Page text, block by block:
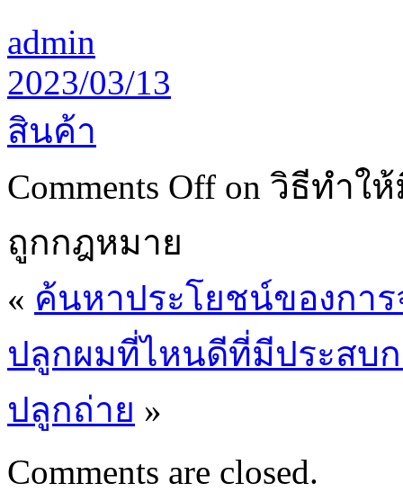
admin
2023/03/13
สินค้า
Comments Off on วิธีทำใ
ถูกกฎหมาย
« ค้นหาประโยชน์ของกา
ปลูกผมที่ไหนดีที่มีประสบ
ปลูกถ่าย »
Comments are closed.